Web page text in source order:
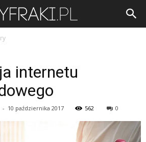
internetu
- 10 października 2017 562 0